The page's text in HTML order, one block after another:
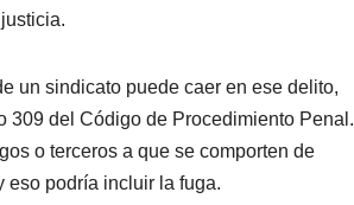
un sindicato puede caer en ese delito,
309 del Código de Procedimiento Penal.
o terceros a que se comporten de
eso podría incluir la fuga.